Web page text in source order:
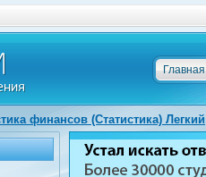
Главная
финансов (Статистика) Легкий